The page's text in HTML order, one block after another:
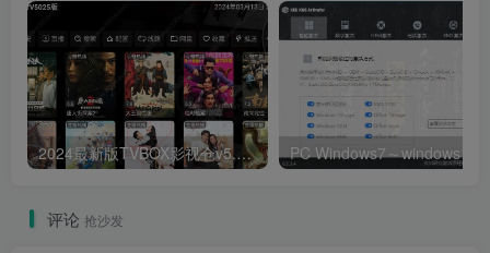
2024最新版TVBOX影视仓v5.0.25脱壳解密版 已去除弹窗提示及顶部提示 可内置tvbox仓库接口 内附三个修改版本
评论 抢沙发